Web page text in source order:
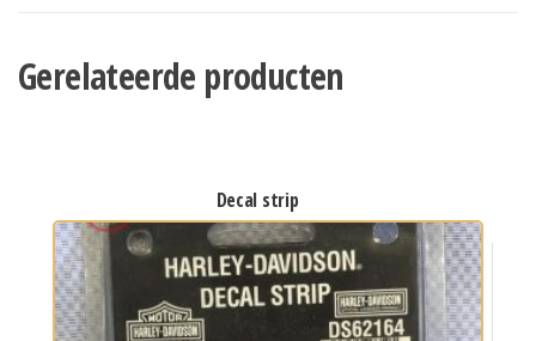
Gerelateerde producten
decal strip